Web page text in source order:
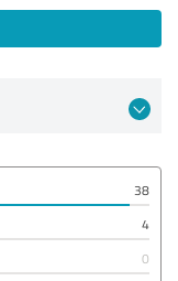
38
4
0